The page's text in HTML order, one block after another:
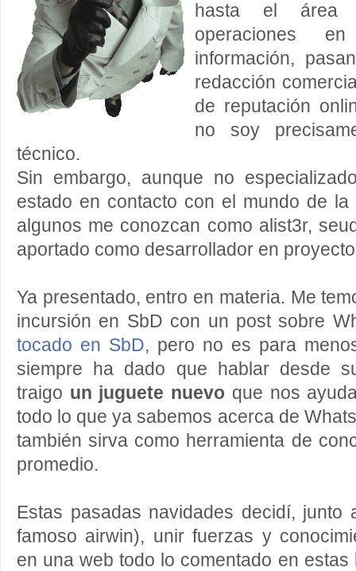
hasta el área
operaciones
información,
redacción
de reputación
no soy
técnico.
Sin embargo, aunque no
estado en contacto con el mundo de
algunos me conozcan como alist3r,
aportado como desarrollador en
Ya presentado, entro en materia. Me
incursión en SbD con un post sobre
tocado en SbD, pero no es para
siempre ha dado que hablar desde
traigo un juguete nuevo que nos
todo lo que ya sabemos acerca de
también sirva como herramienta de
promedio.
Estas pasadas navidades decidí, junto
famoso airwin), unir fuerzas y
en una web todo lo comentado en